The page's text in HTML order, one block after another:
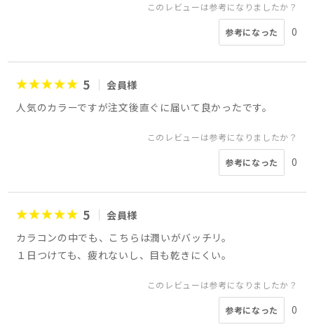
このレビューは参考になりましたか？
参考になった 0
5
会員様
人気のカラーですが注文後直ぐに届いて良かったです。
このレビューは参考になりましたか？
参考になった 0
5
会員様
カラコンの中でも、こちらは潤いがバッチリ。
１日つけても、疲れないし、目も乾きにくい。
このレビューは参考になりましたか？
参考になった 0